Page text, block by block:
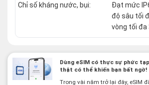
Chỉ số kháng nước, bụi:
Đạt mức
độ sâu tối
vòng tối đa
Dùng eSIM có thực sự phức
thật có thể khiến bạn bất ngờ!
Trong vài năm trở lại đây, eSIM